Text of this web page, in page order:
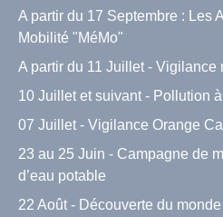
A partir du 17 Septembre : Les
Mobilité "MéMo"
A partir du 11 Juillet - Vigilance
10 Juillet et suivant - Pollution
07 Juillet - Vigilance Orange
23 au 25 Juin - Campagne de
d’eau potable
22 Août - Découverte du